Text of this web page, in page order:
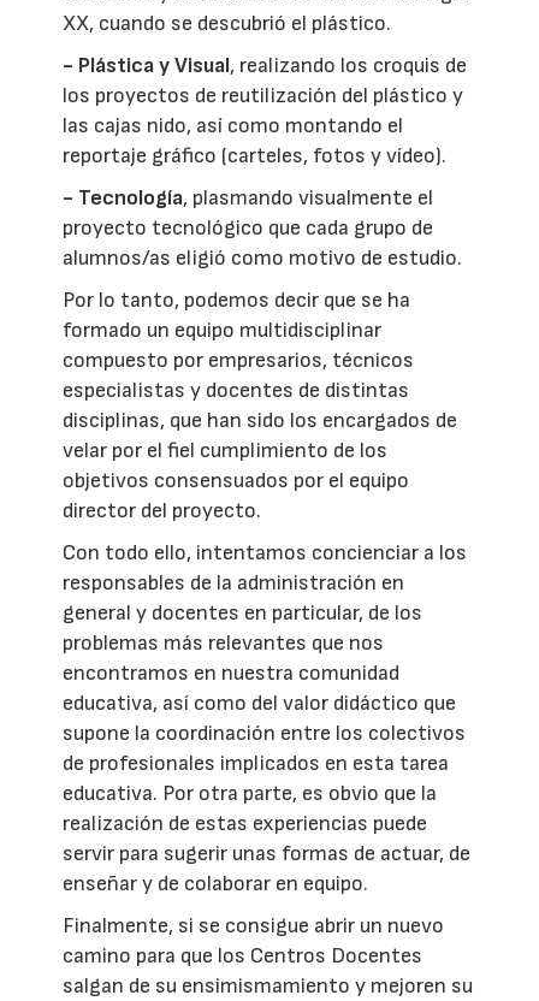
XX, cuando se descubrió el plástico.
- Plástica y Visual, realizando los croquis de
los proyectos de reutilización del plástico y
las cajas nido, así como montando el
reportaje gráfico (carteles, fotos y vídeo).
- Tecnología, plasmando visualmente el
proyecto tecnológico que cada grupo de
alumnos/as eligió como motivo de estudio.
Por lo tanto, podemos decir que se ha
formado un equipo multidisciplinar
compuesto por empresarios, técnicos
especialistas y docentes de distintas
disciplinas, que han sido los encargados de
velar por el fiel cumplimiento de los
objetivos consensuados por el equipo
director del proyecto.
Con todo ello, intentamos concienciar a los
responsables de la administración en
general y docentes en particular, de los
problemas más relevantes que nos
encontramos en nuestra comunidad
educativa, así como del valor didáctico que
supone la coordinación entre los colectivos
de profesionales implicados en esta tarea
educativa. Por otra parte, es obvio que la
realización de estas experiencias puede
servir para sugerir unas formas de actuar, de
enseñar y de colaborar en equipo.
Finalmente, si se consigue abrir un nuevo
camino para que los Centros Docentes
salgan de su ensimismamiento y mejoren su